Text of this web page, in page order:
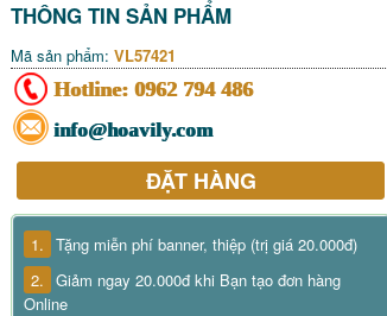
THÔNG TIN SẢN PHẨM
Mã sản phẩm: VL57421
Hotline: 0962 794 486
info@hoavily.com
ĐẶT HÀNG
1. Tặng miễn phí banner, thiệp (trị giá 20.000đ)
2. Giảm ngay 20.000đ khi Bạn tạo đơn hàng
Online